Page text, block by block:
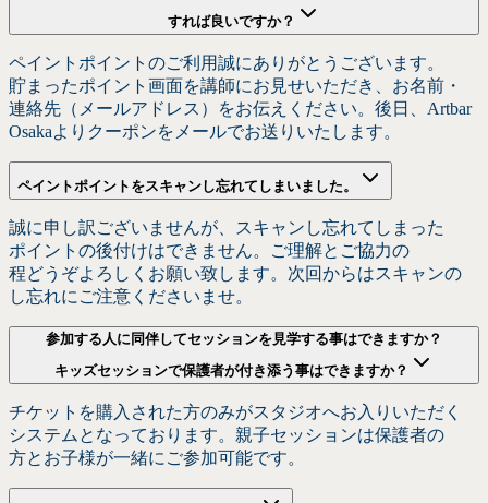
すれば良いですか？
ペイントポイントのご利用誠にありがとう ございます。
貯まったポイント画面を講師にお見せいただき、 お名前・
連絡先 （メールアドレス）をお伝えください。 後日、 Artbar
Osakaより クーポンを メールでお送り いたします。
ペイントポイントをスキャンし忘れてしまいました。
誠に申し訳 ございませんが、
スキャンし忘れてしまった
ポイントの後付けはできません。 ご理解と ご協力の
程どうぞよろしく お願い致します。 次回からはスキャンの
し忘れに ご注意くださいませ。
参加する人に同伴してセッションを見学する事はできますか？
キッズセッションで保護者が付き添う 事はできますか？
チケットを購入された方のみがスタジオへお入りいただく
システムと なっております。 親子セッションは保護者の
方とお子様が一緒に ご参加可能です。